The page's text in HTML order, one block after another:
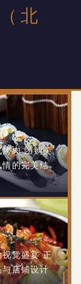
北
烤肉 团购美
的完美结
视觉盛宴 正
店铺设计